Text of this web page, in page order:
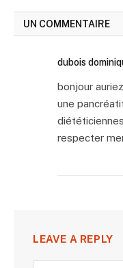
UN COMMENTAIRE
dubois
bonjour
une
respecter
LEAVE A REPLY